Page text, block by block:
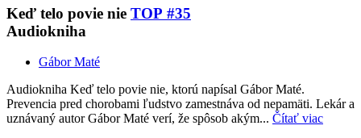
Keď telo povie nie TOP #35
Audiokniha
Gábor Maté
Audiokniha Keď telo povie nie, ktorú napísal Gábor Maté.
Prevencia pred chorobami ľudstvo zamestnáva od nepamäti. Lekár a
uznávaný autor Gábor Maté verí, že spôsob akým... Čítať viac